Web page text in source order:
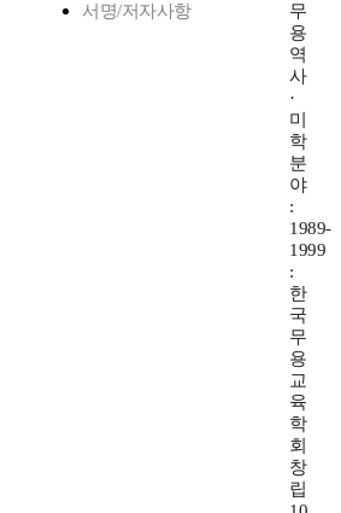
서명/저자사항
무
용
역
사
·
미
학
분
야
:
1989-
1999
:
한
국
무
용
교
육
학
회
창
립